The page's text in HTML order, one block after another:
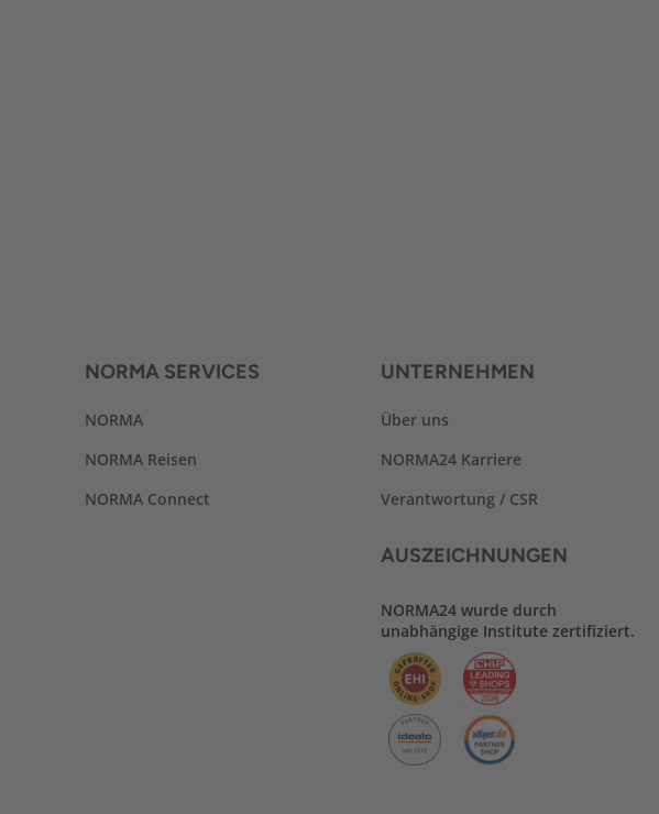
NORMA SERVICES
NORMA
NORMA Reisen
NORMA Connect
UNTERNEHMEN
Über uns
NORMA24 Karriere
Verantwortung / CSR
AUSZEICHNUNGEN
NORMA24 wurde durch
unabhängige Institute zertifiziert.